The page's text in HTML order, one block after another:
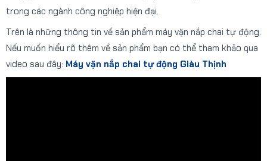
trong các ngành công nghiệp hiện đại.
Trên là những thông tin về sản phẩm máy vặn nắp chai tự động.
Nếu muốn hiểu rõ thêm về sản phẩm bạn có thể tham khảo qua
video sau đây: Máy vặn nắp chai tự động Giàu Thịnh